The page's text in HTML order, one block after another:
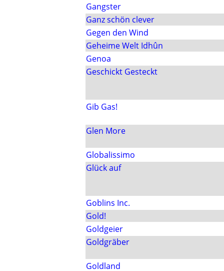
Gangster
Ganz schön clever
Gegen den Wind
Geheime Welt Idhûn
Genoa
Geschickt Gesteckt
Gib Gas!
Glen More
Globalissimo
Glück auf
Goblins Inc.
Gold!
Goldgeier
Goldgräber
Goldland